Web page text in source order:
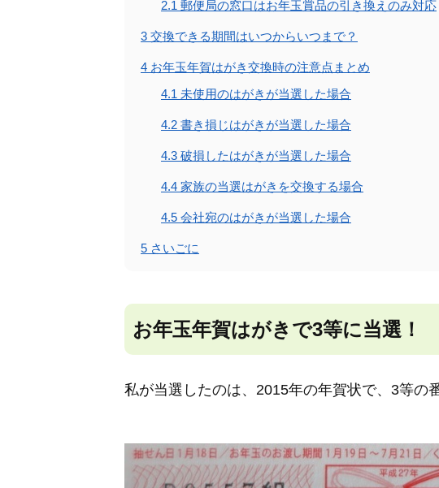
2.1 郵便局の窓口はお年玉賞品の引き換えのみ対応
3 交換できる期間はいつからいつまで？
4 お年玉年賀はがき交換時の注意点まとめ
4.1 未使用のはがきが当選した場合
4.2 書き損じはがきが当選した場合
4.3 破損したはがきが当選した場合
4.4 家族の当選はがきを交換する場合
4.5 会社宛のはがきが当選した場合
5 さいごに
お年玉年賀はがきで3等に当選！
私が当選したのは、2015年の年賀状で、3等の